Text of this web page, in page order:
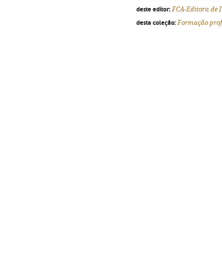
deste editor: FCA-Editora de
desta coleção: Formação